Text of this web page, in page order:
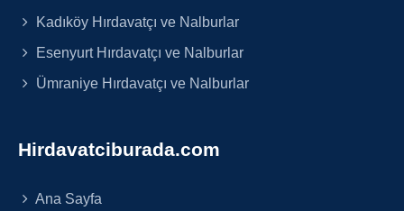
Kadıköy Hırdavatçı ve Nalburlar
Esenyurt Hırdavatçı ve Nalburlar
Ümraniye Hırdavatçı ve Nalburlar
Hirdavatciburada.com
Ana Sayfa